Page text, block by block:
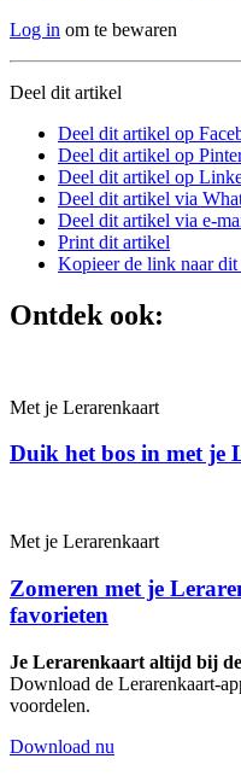
Log in om te bewaren
Deel dit artikel
Deel dit artikel op
Deel dit artikel op
Deel dit artikel op
Deel dit artikel via
Deel dit artikel via e-
Print dit artikel
Kopieer de link naar dit
Ontdek ook:
Met je Leraren­kaart
Duik het bos in met je
Met je Leraren­kaart
Zomeren met je
favorieten
Je Lerarenkaart altijd bij
Download de Lerarenkaart-
voordelen.
Download nu